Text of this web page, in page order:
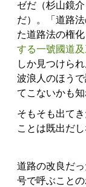
ゼだ（杉山鏡
だ）。「道路
た道路法の権化
する一號國道
しか見つけら
波浪人のほう
てこないかも知
そもそも出て
ことは既出だし
道路の改良だ
号で呼ぶこと